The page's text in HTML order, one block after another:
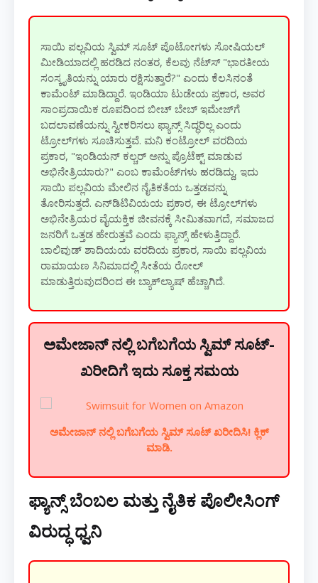
ಸಾಯಿ ಪಲ್ಲವಿಯ ಸ್ವಿಮ್ ಸೂಟ್ ಪೊಟೋಗಳು ಸೋಷಿಯಲ್
ಮೀಡಿಯಾದಲ್ಲಿ ಹರಡಿದ ನಂತರ, ಕೆಲವು ನೆಟ್‌ಸ್ "ಭಾರತೀಯ
ಸಂಸ್ಕೃತಿಯನ್ನು ಯಾರು ರಕ್ಷಿಸುತ್ತಾರೆ?" ಎಂದು ಕೆಲಸಿನಂತೆ
ಕಾಮೆಂಟ್ ಮಾಡಿದ್ದಾರೆ. ಇಂಡಿಯಾ ಟುಡೇಯ ಪ್ರಕಾರ, ಅವರ
ಸಾಂಪ್ರದಾಯಿಕ ರೂಪದಿಂದ ಬೀಚ್ ಬೇಬ್ ಇಮೇಜ್‌ಗೆ
ಬದಲಾವಣೆಯನ್ನು ಸ್ವೀಕರಿಸಲು ಫ್ಯಾನ್ಸ್ ಸಿದ್ಧರಿಲ್ಲ ಎಂದು
ಟ್ರೋಲ್‌ಗಳು ಸೂಚಿಸುತ್ತವೆ. ಮನಿ ಕಂಟ್ರೋಲ್ ವರದಿಯ
ಪ್ರಕಾರ, "ಇಂಡಿಯನ್ ಕಲ್ಚರ್ ಅನ್ನು ಪ್ರೊಟೆಕ್ಟ್ ಮಾಡುವ
ಅಭಿನೇತ್ರಿಯಾರು?" ಎಂಬ ಕಾಮೆಂಟ್‌ಗಳು ಹರಡಿದ್ದು, ಇದು
ಸಾಯಿ ಪಲ್ಲವಿಯ ಮೇಲಿನ ನೈತಿಕತೆಯ ಒತ್ತಡವನ್ನು
ತೋರಿಸುತ್ತದೆ. ಎನ್‌ಡಿಟಿವಿಯಯ ಪ್ರಕಾರ, ಈ ಟ್ರೋಲ್‌ಗಳು
ಅಭಿನೇತ್ರಿಯರ ವೈಯಕ್ತಿಕ ಜೀವನಕ್ಕೆ ಸೀಮಿತವಾಗದೆ, ಸಮಾಜದ
ಜನರಿಗೆ ಒತ್ತಡ ಹೇರುತ್ತವೆ ಎಂದು ಫ್ಯಾನ್ಸ್ ಹೇಳುತ್ತಿದ್ದಾರೆ.
ಬಾಲಿವುಡ್ ಶಾದಿಯಯ ವರದಿಯ ಪ್ರಕಾರ, ಸಾಯಿ ಪಲ್ಲವಿಯ
ರಾಮಾಯಣ ಸಿನಿಮಾದಲ್ಲಿ ಸೀತೆಯ ರೋಲ್
ಮಾಡುತ್ತಿರುವುದರಿಂದ ಈ ಬ್ಯಾಕ್‌ಲ್ಯಾಷ್ ಹೆಚ್ಚಾಗಿದೆ.
ಅಮೇಜಾನ್ ನಲ್ಲಿ ಬಗೆಬಗೆಯ ಸ್ವಿಮ್ ಸೂಟ್-
ಖರೀದಿಗೆ ಇದು ಸೂಕ್ತ ಸಮಯ
ಅಮೇಜಾನ್ ನಲ್ಲಿ ಬಗೆಬಗೆಯ ಸ್ವಿಮ್ ಸೂಟ್ ಖರೀದಿಸಿ! ಕ್ಲಿಕ್
ಮಾಡಿ.
ಫ್ಯಾನ್ಸ್ ಬೆಂಬಲ ಮತ್ತು ನೈತಿಕ ಪೊಲೀಸಿಂಗ್
ವಿರುದ್ಧ ಧ್ವನಿ